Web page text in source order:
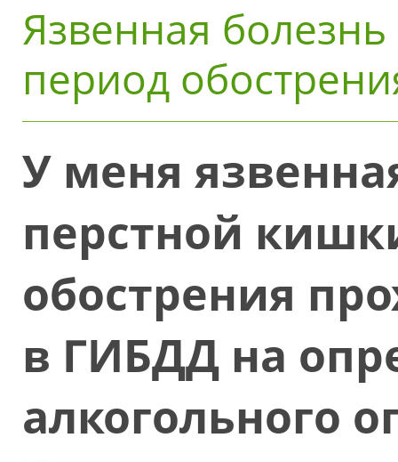
Язвенная
период
У меня
перстной
обострения
в ГИБДД на
алкогольного